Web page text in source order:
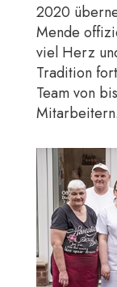
2020
Mende
viel Herz
Tradition
Team von
Mitarbeitern.